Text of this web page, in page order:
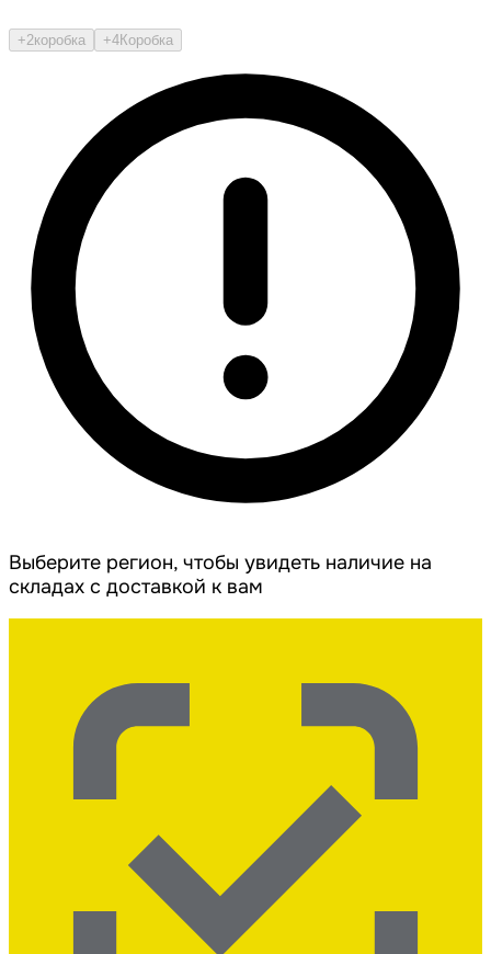
+2коробка +4Коробка
Выберите регион, чтобы увидеть наличие на
складах с доставкой к вам